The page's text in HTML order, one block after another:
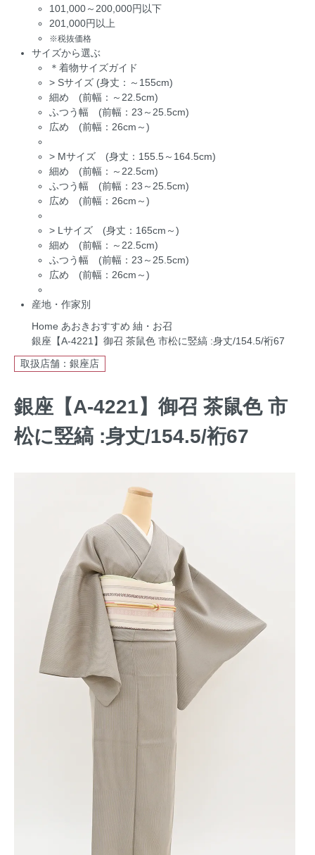
101,000～200,000円以下
201,000円以上
※税抜価格
サイズから選ぶ
＊着物サイズガイド
> Sサイズ (身丈：～155cm)
細め (前幅：～22.5cm)
ふつう幅 (前幅：23～25.5cm)
広め (前幅：26cm～)
> Mサイズ (身丈：155.5～164.5cm)
細め (前幅：～22.5cm)
ふつう幅 (前幅：23～25.5cm)
広め (前幅：26cm～)
> Lサイズ (身丈：165cm～)
細め (前幅：～22.5cm)
ふつう幅 (前幅：23～25.5cm)
広め (前幅：26cm～)
産地・作家別
Home あおきおすすめ 紬・お召
銀座【A-4221】御召 茶鼠色 市松に竪縞 :身丈/154.5/裄67
取扱店舗：銀座店
銀座【A-4221】御召 茶鼠色 市
松に竪縞 :身丈/154.5/裄67